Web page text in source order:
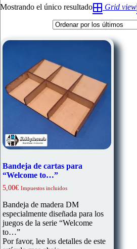
Mostrando el único resultado Grid view
Bandeja de cartas para
“Welcome to…”
5,00€ Impuestos incluidos
Bandeja de madera DM
especialmente diseñada para los
juegos de la serie “Welcome
to…”
Por favor, lee los detalles de este